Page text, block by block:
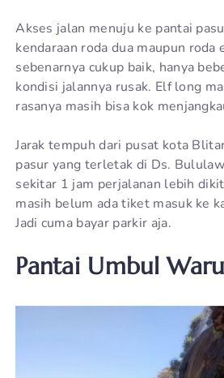
Akses jalan menuju ke pantai
kendaraan roda dua maupun roda
sebenarnya cukup baik, hanya
kondisi jalannya rusak. Elf long
rasanya masih bisa kok
Jarak tempuh dari pusat kota
pasur yang terletak di Ds.
sekitar 1 jam perjalanan lebih
masih belum ada tiket masuk ke
Jadi cuma bayar parkir aja.
Pantai Umbul Waru